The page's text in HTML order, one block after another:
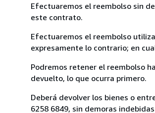
Efectuaremos el reembolso sin
este contrato.
Efectuaremos el reembolso
expresamente lo contrario; en
Podremos retener el reembolso
devuelto, lo que ocurra primero.
Deberá devolver los bienes o
6258 6849, sin demoras